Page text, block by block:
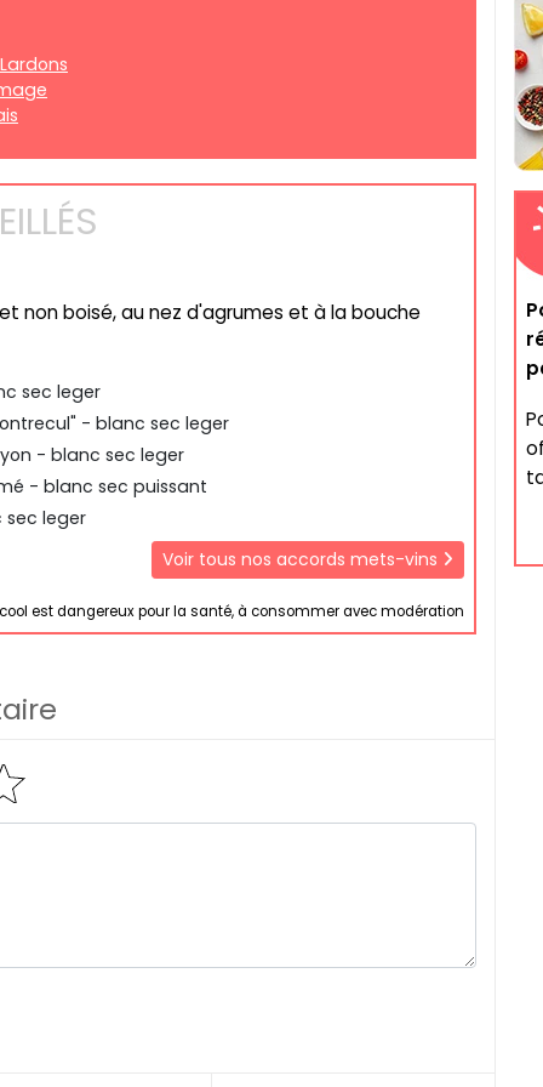
non boisé, au nez d'agrumes et à la bouche
sec leger
- blanc sec leger
- blanc sec leger
- blanc sec puissant
leger
Voir tous nos accords mets-vins
est dangereux pour la santé, à consommer avec modération